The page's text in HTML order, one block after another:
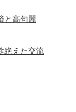
と高句麗
絶えた交流